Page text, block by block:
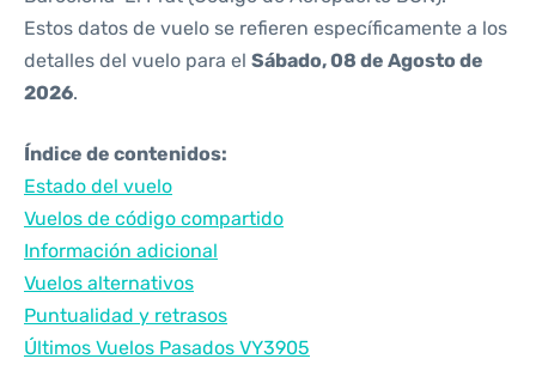
Estos datos de vuelo se refieren específicamente a los
detalles del vuelo para el Sábado, 08 de Agosto de
2026.
Índice de contenidos:
Estado del vuelo
Vuelos de código compartido
Información adicional
Vuelos alternativos
Puntualidad y retrasos
Últimos Vuelos Pasados VY3905